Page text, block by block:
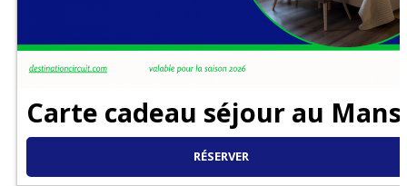
Carte cadeau séjour au Mans
RÉSERVER